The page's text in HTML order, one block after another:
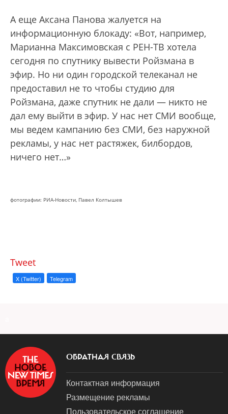
А еще Аксана Панова жалуется на
информационную блокаду: «Вот, например,
Марианна Максимовская с РЕН-ТВ хотела
сегодня по спутнику вывести Ройзмана в
эфир. Но ни один городской телеканал не
предоставил не то чтобы студию для
Ройзмана, даже спутник не дали — никто не
дал ему выйти в эфир. У нас нет СМИ вообще,
мы ведем кампанию без СМИ, без наружной
рекламы, у нас нет растяжек, билбордов,
ничего нет…»
фотографии: РИА-Новости, Павел Колтышев
Tweet
X (Twitter) Telegram
ОБРАТНАЯ СВЯЗЬ
Контактная информация
Размещение рекламы
Пользовательское соглашение